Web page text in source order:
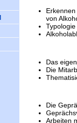
von
Das
Die
Die
Arbeiten